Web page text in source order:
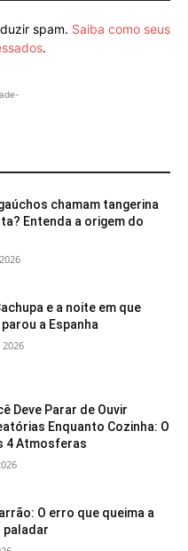
spam. Saiba como seus
.
chamam tangerina
Entenda a origem do
e a noite em que
a Espanha
Deve Parar de Ouvir
Enquanto Cozinha: O
4 Atmosferas
O erro que queima a
paladar